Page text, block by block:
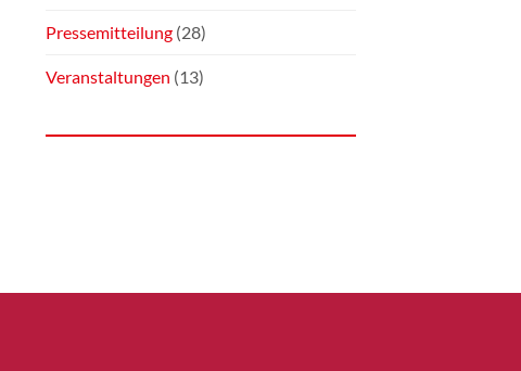
Pressemitteilung (28)
Veranstaltungen (13)